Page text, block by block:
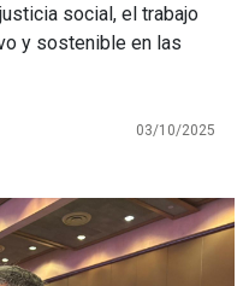
social, el trabajo
y sostenible en las
03/10/2025